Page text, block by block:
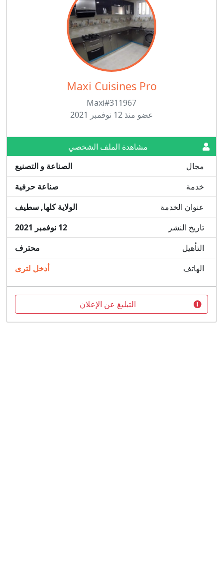
Maxi Cuisines Pro
Maxi#311967
عضو منذ 12 نوفمبر 2021
مشاهدة الملف الشخصي
مجال
الصناعة و التصنيع
خدمة
صناعة حرفية
عنوان الخدمة
الولاية كلها, سطيف
تاريخ النشر
12 نوفمبر 2021
التأهيل
محترف
الهاتف
أدخل لترى
التبليغ عن الإعلان